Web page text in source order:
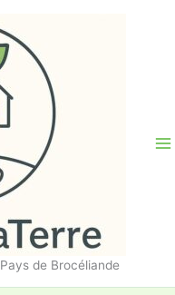
de Brocéliande